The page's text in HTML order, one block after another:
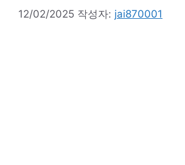
12/02/2025 작성자: jai870001